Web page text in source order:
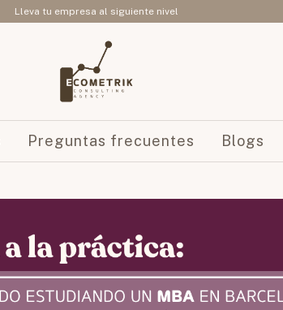
Lleva tu empresa al siguiente nivel
Preguntas frecuentes Blogs